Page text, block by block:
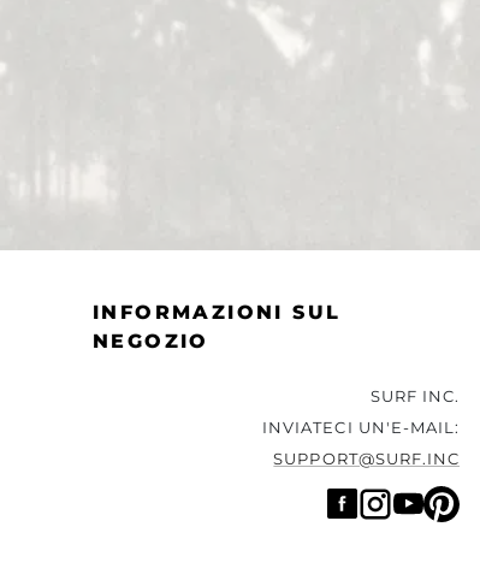
INFORMAZIONI SUL
NEGOZIO
SURF INC.
INVIATECI UN'E-MAIL:
SUPPORT@SURF.INC